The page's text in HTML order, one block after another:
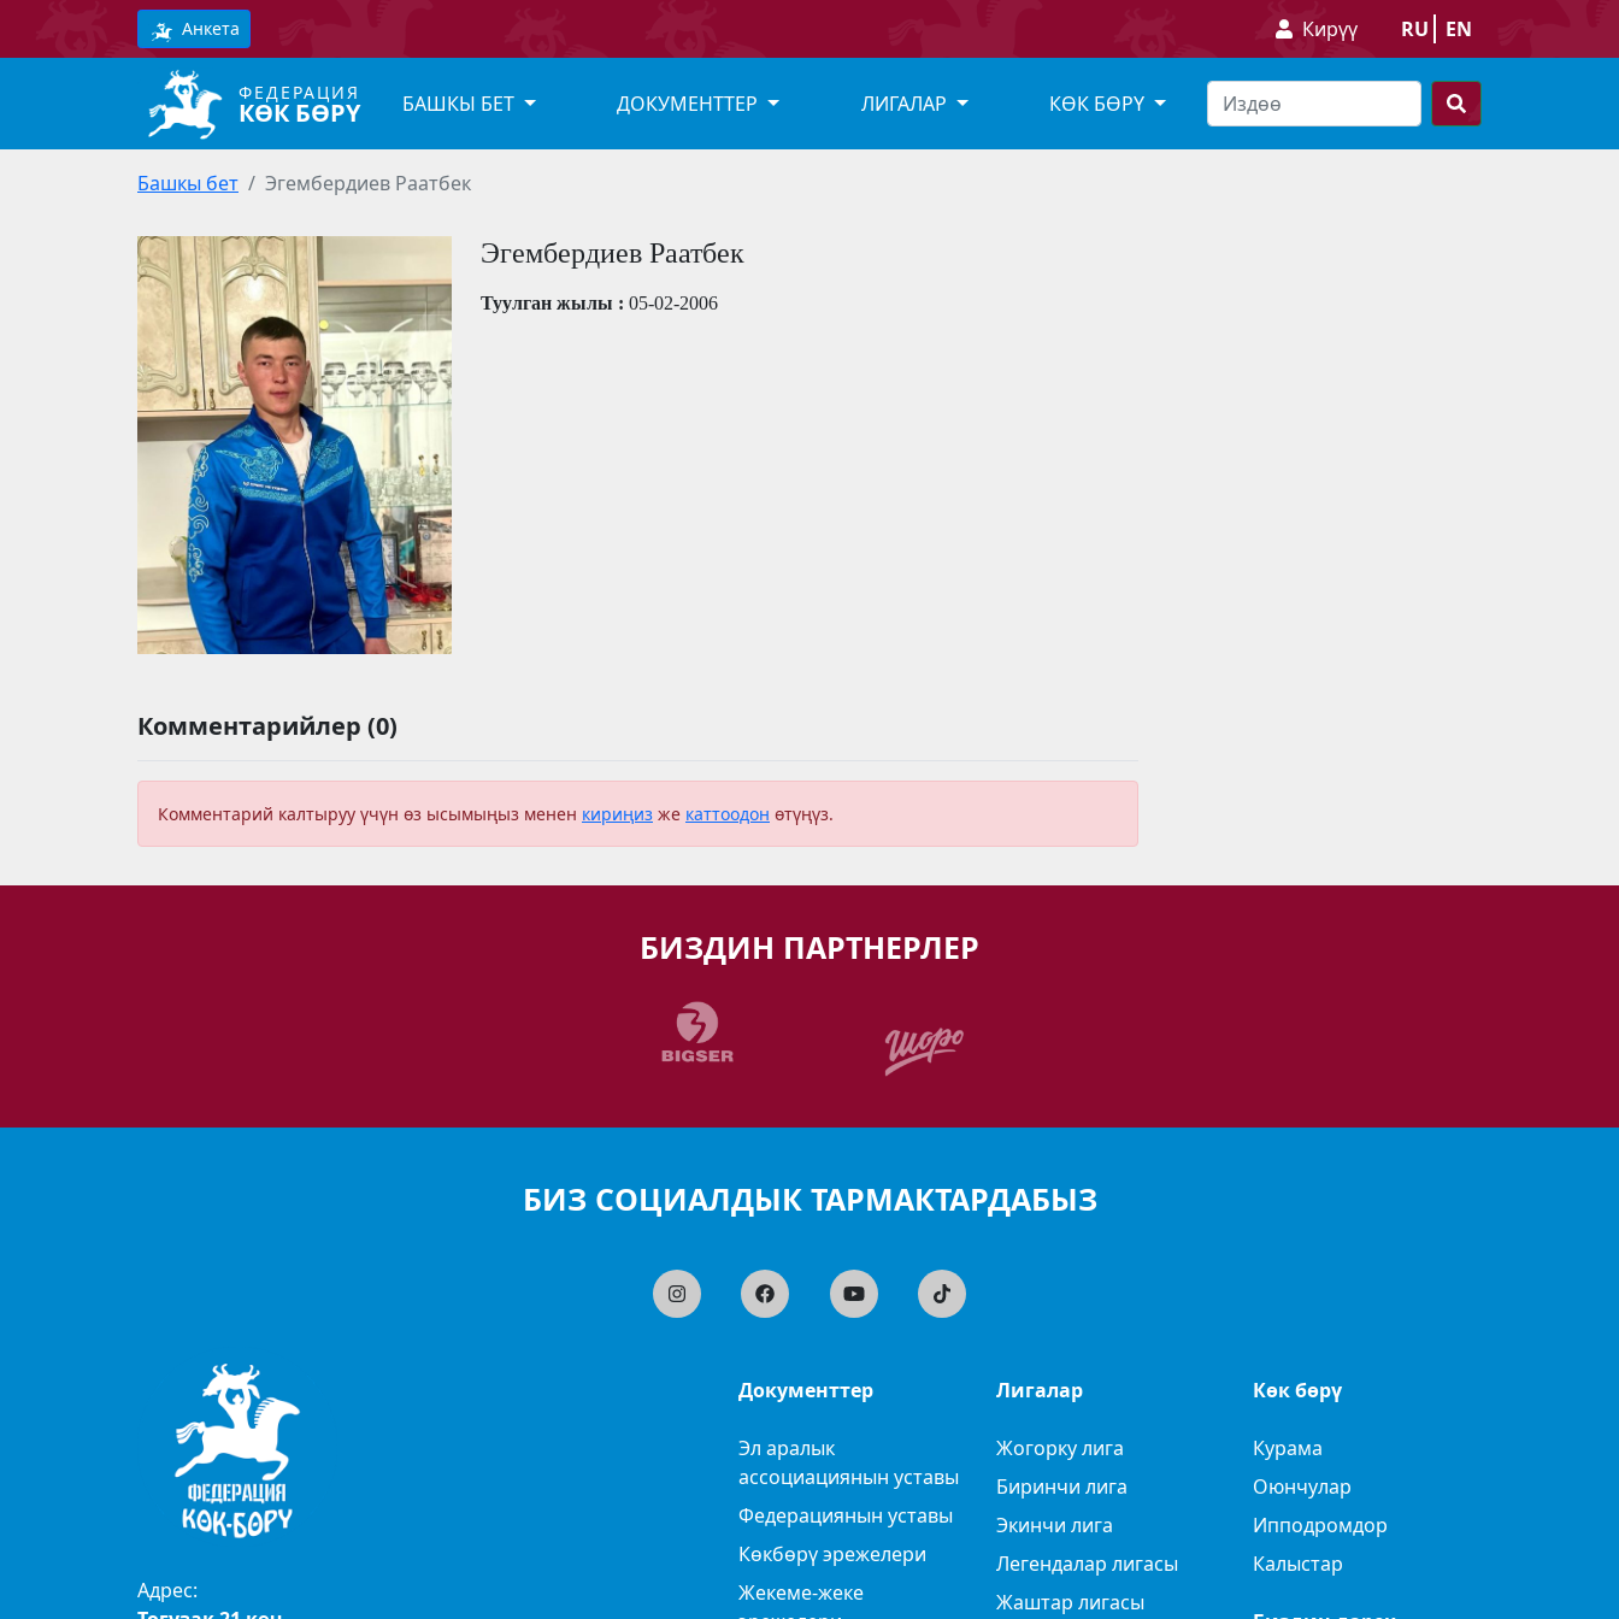
Анкета Кирүү RU EN
ФЕДЕРАЦИЯ
КӨК БӨРҮ БАШКЫ БЕТ ДОКУМЕНТТЕР ЛИГАЛАР КӨК БӨРҮ
Башкы бет Эгембердиев Раатбек
Эгембердиев Раатбек
Туулган жылы : 05-02-2006
Комментарийлер (0)
Комментарий калтыруу үчүн өз ысымыңыз менен кириңиз же каттоодон өтүңүз.
БИЗДИН ПАРТНЕРЛЕР
БИЗ СОЦИАЛДЫК ТАРМАКТАРДАБЫЗ
Адрес:
Документтер
Эл аралык
ассоциациянын уставы
Федерациянын уставы
Көкбөрү эрежелери
Жекеме-жеке
Лигалар
Жогорку лига
Биринчи лига
Экинчи лига
Легендалар лигасы
Жаштар лигасы
Көк бөрү
Курама
Оюнчулар
Ипподромдор
Калыстар